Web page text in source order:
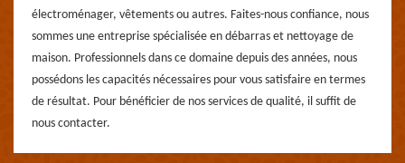
électroménager, vêtements ou autres. Faites-nous confiance, nous
sommes une entreprise spécialisée en débarras et nettoyage de
maison. Professionnels dans ce domaine depuis des années, nous
possédons les capacités nécessaires pour vous satisfaire en termes
de résultat. Pour bénéficier de nos services de qualité, il suffit de
nous contacter.